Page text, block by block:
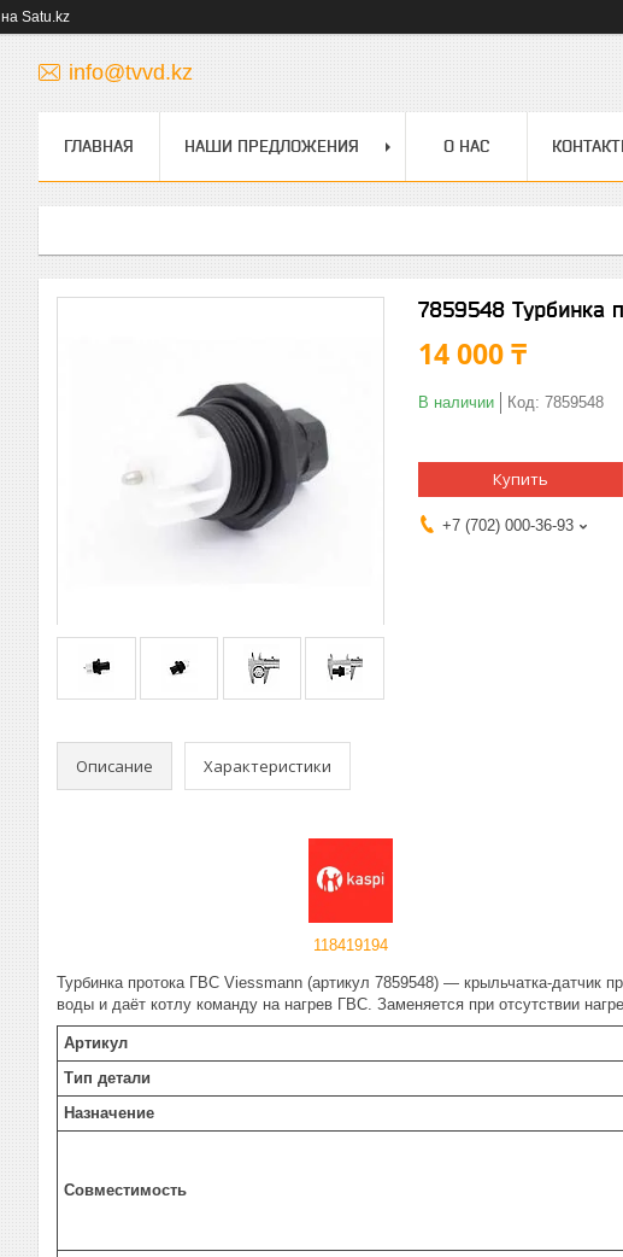
на Satu.kz
info@tvvd.kz
ГЛАВНАЯ НАШИ ПРЕДЛОЖЕНИЯ О НАС
7859548 Турбинка
14 000 ₸
В наличии Код: 7859548
Купить
+7 (702) 000-36-93
Описание Характеристики
118419194
Турбинка протока ГВС Viessmann (артикул 7859548) — крыльчатка-датчик
воды и даёт котлу команду на нагрев ГВС. Заменяется при отсутствии
Артикул
Тип детали
Назначение
Совместимость